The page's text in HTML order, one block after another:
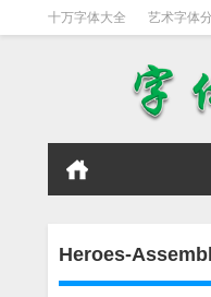
十万字体大全 艺术字体
Heroes-